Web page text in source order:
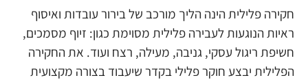
חקירה פלילית הינה הליך מורכב של בירור עובדות ואיסוף
ראיות הנוגעות לעבירה פלילית מסוימת כגון: זיוף מסמכים,
חשיפת ריגול עסקי, גניבה, מעילה, רצח ועוד. את החקירה
הפלילית יבצע חוקר פלילי בקדר שיעבוד בצורה מקצועית